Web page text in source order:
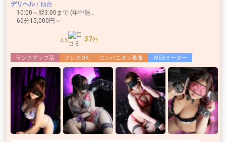
デリヘル/ 仙台
10:00～翌3:00まで (年中無休)
60分15,000円～
4.5 37件
ランクアップ店 クレカOK コンパニオン募集 WEBオーダー